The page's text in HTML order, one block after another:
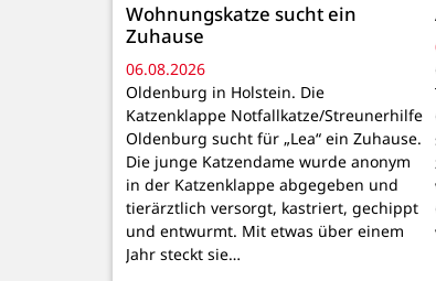
Wohnungskatze sucht ein
Zuhause
06.08.2026
Oldenburg in Holstein. Die
Katzenklappe Notfallkatze/Streunerhilfe
Oldenburg sucht für „Lea“ ein Zuhause.
Die junge Katzendame wurde anonym
in der Katzenklappe abgegeben und
tierärztlich versorgt, kastriert, gechippt
und entwurmt. Mit etwas über einem
Jahr steckt sie…